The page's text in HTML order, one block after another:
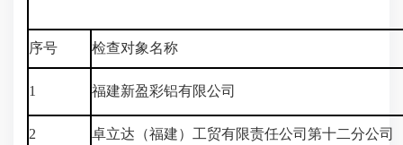
序号 检查对象名称
1 福建新盈彩铝有限公司
2 卓立达（福建）工贸有限责任公司第十二分公司